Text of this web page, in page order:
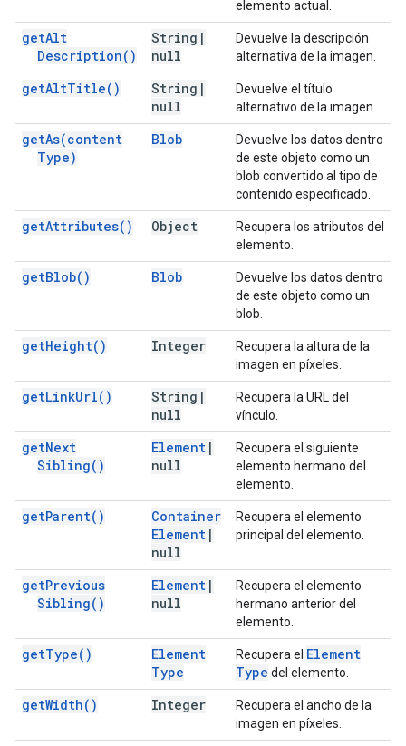
elemento actual.
getAlt
Description( )
String |
null
Devuelve la descripción
alternativa de la imagen.
getAltTitle( ) String |
null
Devuelve el título
alternativo de la imagen.
getAs(content
Type)
Blob
Devuelve los datos dentro
de este objeto como un
blob convertido al tipo de
contenido especificado.
getAttributes( ) Object
Recupera los atributos del
elemento.
getBlob( ) Blob
Devuelve los datos dentro
de este objeto como un
blob.
getHeight( ) Integer
Recupera la altura de la
imagen en píxeles.
getLinkUrl( ) String |
null
Recupera la URL del
vínculo.
getNext
Sibling( )
Element |
null
Recupera el siguiente
elemento hermano del
elemento.
getParent( )
Container
Element |
null
Recupera el elemento
principal del elemento.
getPrevious
Sibling( )
Element |
null
Recupera el elemento
hermano anterior del
elemento.
getType( )
Element
Type
Recupera el Element
Type del elemento.
getWidth( ) Integer
Recupera el ancho de la
imagen en píxeles.